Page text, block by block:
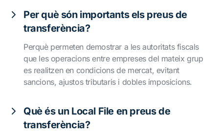
Per què són importants els preus de
transferència?
Perquè permeten demostrar a les autoritats fiscals
que les operacions entre empreses del mateix grup
es realitzen en condicions de mercat, evitant
sancions, ajustos tributaris i dobles imposicions.
Què és un Local File en preus de
transferència?